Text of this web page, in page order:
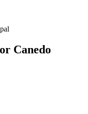
Canedo